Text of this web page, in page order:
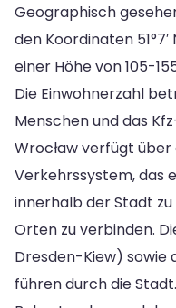
Geographisch
den Koordinaten 51°7′
einer Höhe von 105-
Die Einwohnerzahl
Menschen und das
Wrocław verfügt
Verkehrssystem, das
innerhalb der Stadt
Orten zu verbinden.
Dresden-Kiew) sowie
führen durch die